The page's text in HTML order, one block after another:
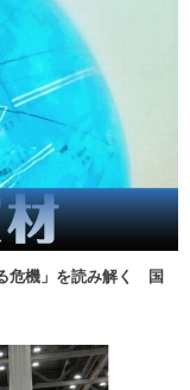
危機」を読み解く 国